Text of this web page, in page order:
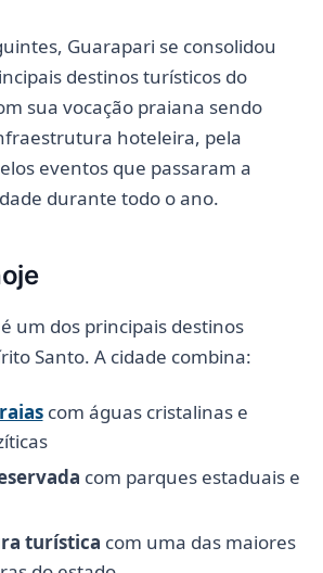
Guarapari se consolidou
destinos turísticos do
sua vocação praiana sendo
hoteleira, pela
eventos que passaram a
durante todo o ano.
um dos principais destinos
Santo. A cidade combina:
com águas cristalinas e
com parques estaduais e
turística com uma das maiores